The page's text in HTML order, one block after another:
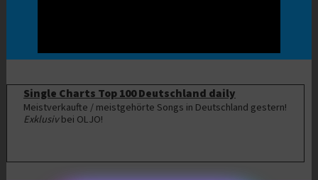
Single Charts Top 100 Deutschland daily
Meistverkaufte / meistgehörte Songs in Deutschland gestern!
Exklusivbei OLJO!